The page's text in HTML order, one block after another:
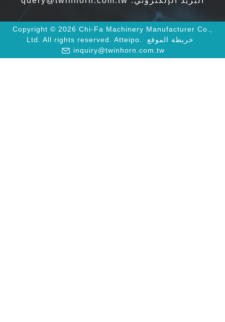
Copyright © 2026 Chi-Fa Machinery Manufacturer Co.,
Ltd. All rights reserved. Atteipo.
خريطة الموقع
inquiry@twinhorn.com.tw